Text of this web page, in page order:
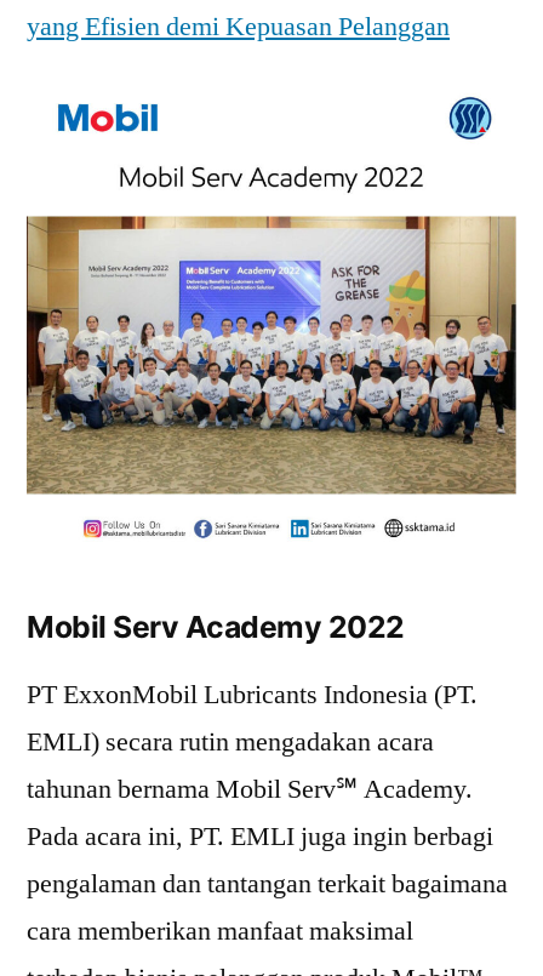
yang Efisien demi Kepuasan Pelanggan
Mobil Serv Academy 2022
PT ExxonMobil Lubricants Indonesia (PT.
EMLI) secara rutin mengadakan acara
tahunan bernama Mobil Serv℠ Academy.
Pada acara ini, PT. EMLI juga ingin berbagi
pengalaman dan tantangan terkait bagaimana
cara memberikan manfaat maksimal